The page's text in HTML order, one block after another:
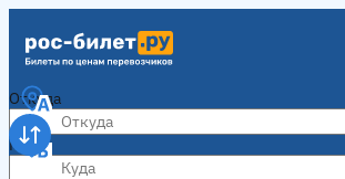
Откуда
Куда